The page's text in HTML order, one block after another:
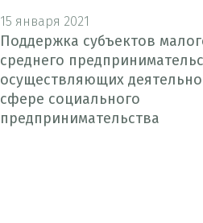
15 января 2021
Поддержка субъектов
среднего
осуществляющих
сфере социального
предпринимательства